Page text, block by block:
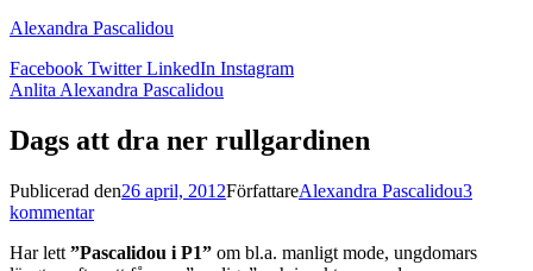
Alexandra Pascalidou
Facebook Twitter LinkedIn Instagram
Anlita Alexandra Pascalidou
Dags att dra ner rullgardinen
Publicerad den26 april, 2012FörfattareAlexandra Pascalidou3
kommentar
Har lett ”Pascalidou i P1” om bl.a. manligt mode, ungdomars